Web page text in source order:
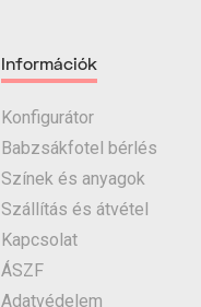
Információk
Konfigurátor
Babzsákfotel bérlés
Színek és anyagok
Szállítás és átvétel
Kapcsolat
ÁSZF
Adatvédelem